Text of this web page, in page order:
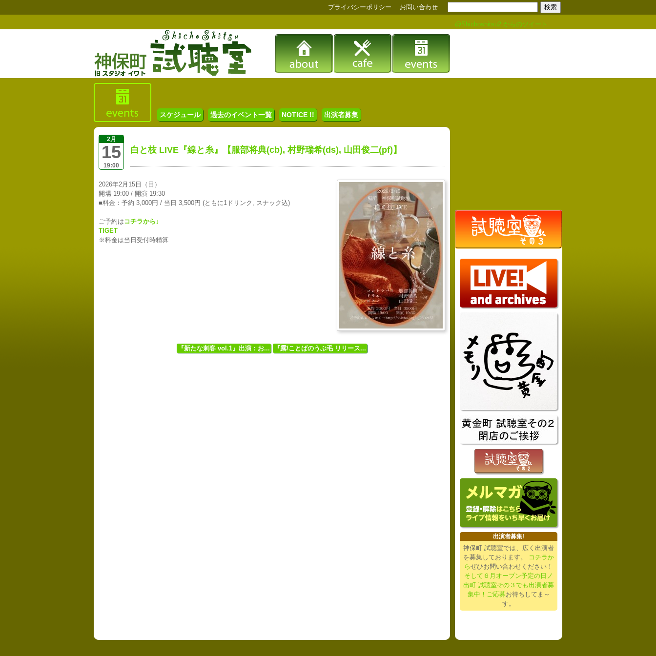
スケジュール 過去のイベント一覧 NOTICE !! 出演者募集
2月
15
19:00
白と枝 LIVE『線と糸』【服部将典(cb), 村野瑞希(ds), 山田俊二(pf)】
2026年2月15日（日）
開場 19:00 / 開演 19:30
■料金：予約 3,000円 / 当日 3,500円 (ともに1ドリンク, スナック込)
ご予約は コチラから↓
TIGET
※料金は当日受付時精算
『新たな刺客 vol.1』出演：お... 『露/ことばのうぶ毛 リリース...
出演者募集!
神保町 試聴室では、広く出演者
を募集しております。
コチラか
らぜひお問い合わせください！
そして６月オープン予定の日ノ
出町 試聴室その３でも出演者募
集中！ご応募お待ちしてま～
す。
@Shichoshitsu2 からのツイート
プライバシーポリシー お問い合わせ